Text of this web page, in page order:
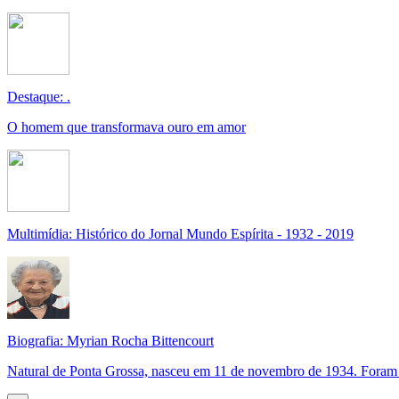
Destaque: .
O homem que transformava ouro em amor
Multimídia: Histórico do Jornal Mundo Espírita - 1932 - 2019
Biografia: Myrian Rocha Bittencourt
Natural de Ponta Grossa, nasceu em 11 de novembro de 1934.